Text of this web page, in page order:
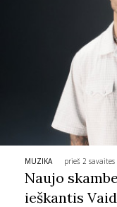
MUZIKA prieš 2 savaites
Naujo
ieškantis